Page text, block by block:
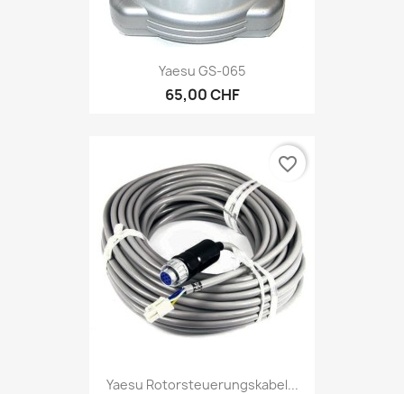
Yaesu GS-065
65,00 CHF
Yaesu Rotorsteuerungskabel...
favorite_border